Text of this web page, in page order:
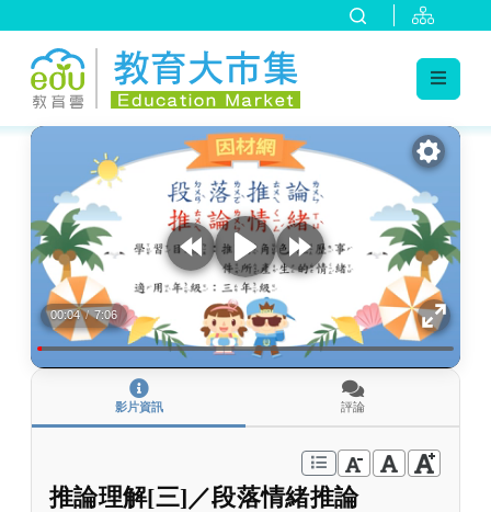
:::
00:04 / 7:06
影片資訊 評論
推論理解[三]／段落情緒推論